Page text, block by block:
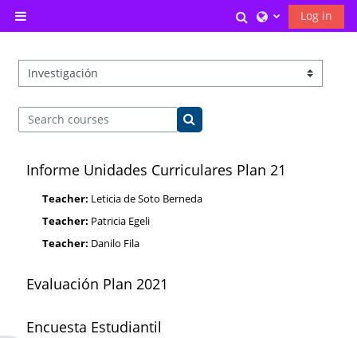
Side panel
Toggle search
Log in
Course categories
Search courses
Search courses
Informe Unidades Curriculares Plan 21
Teacher: Leticia de Soto Berneda
Teacher: Patricia Egeli
Teacher: Danilo Fila
Evaluación Plan 2021
Encuesta Estudiantil